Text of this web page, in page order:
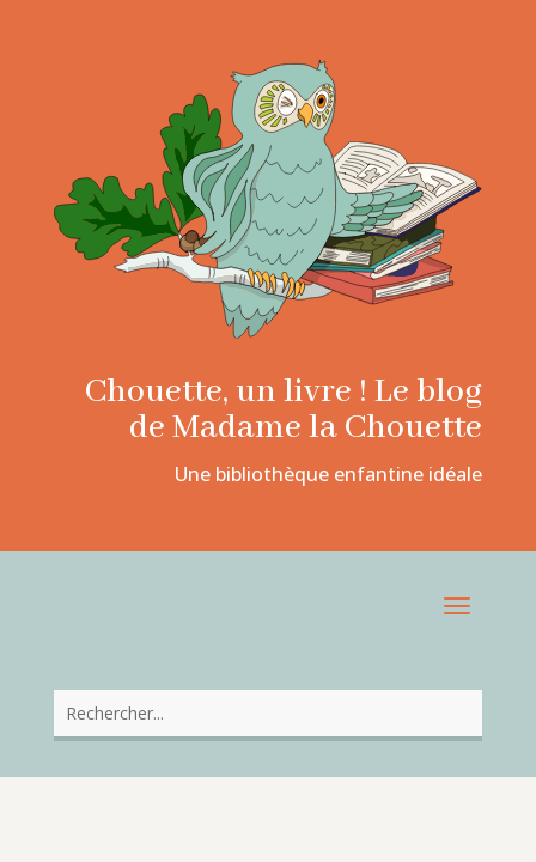
Chouette, un livre ! Le blog
de Madame la Chouette
Une bibliothèque enfantine idéale